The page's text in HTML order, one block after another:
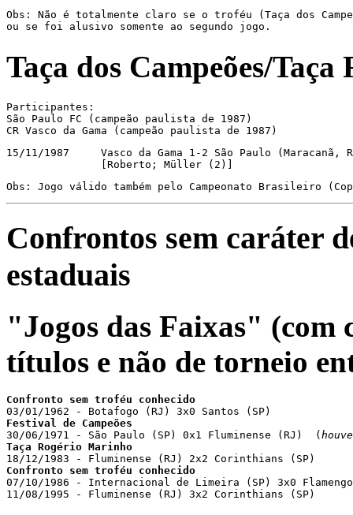
Obs: Não é totalmente claro se o troféu (Taça dos
ou se foi alusivo somente ao segundo jogo.
Taça dos Campeões/
Participantes:
São Paulo FC (campeão paulista de 1987)
CR Vasco da Gama (campeão paulista de 1987)
15/11/1987     Vasco da Gama 1-2 São Paulo (Maracanã,
               [Roberto; Müller (2)]
Obs: Jogo válido também pelo Campeonato Brasileiro
Confrontos sem caráter
estaduais
"Jogos das Faixas" (com
títulos e não de torneio
30/06/1971 - São Paulo (SP) 0x1 Fluminense (RJ)  (
Confronto sem troféu conhecido
07/10/1986 - Internacional de Limeira (SP) 3x0
11/08/1995 - Fluminense (RJ) 3x2 Corinthians (SP)